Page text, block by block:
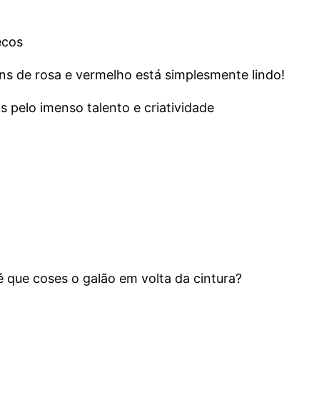
de rosa e vermelho está simplesmente lindo!
pelo imenso talento e criatividade
que coses o galão em volta da cintura?